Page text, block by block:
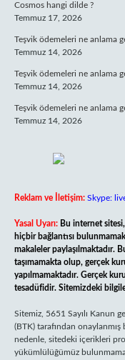
Cosmos hangi dilde ?
Temmuz 17, 2026
Teşvik ödemeleri ne anlama
Temmuz 14, 2026
Teşvik ödemeleri ne anlama
Temmuz 14, 2026
Teşvik ödemeleri ne anlama
Temmuz 14, 2026
Reklam ve İletişim: Skype:
Yasal Uyarı: Bu internet
hiçbir bağlantısı
makaleler paylaşılmaktadır.
taşımamakta olup, gerçek
yapılmamaktadır. Gerçek
tesadüfidir. Sitemizdeki
Sitemiz, 5651 Sayılı Kanun
(BTK) tarafından onaylanmış
nedenle, sitedeki içerikleri
yükümlülüğümüz